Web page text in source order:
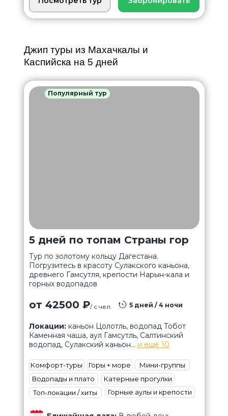
от 42500 ₽
5 дней по топам Страны гор
5 дней / 4 ночи
/ с чел.
Тур по золотому кольцу Дагестана.
Погрузитесь в красоту Сулакского каньона,
древнего Гамсутля, крепости Нарын-кала и
горных водопадов
Популярный тур
Локации: каньон Цолотль, водопад Тобот
Каменная чаша, аул Гамсутль, Салтинский
водопад, Сулакский каньон... и ещё 10
Мини-группы
Комфорт-туры
Топ-локации / хиты
Катерные прогулки
Горные аулы и крепости
Водопады и плато
Горы + море
Джип туры из Махачкалы и
Каспийска на 5 дней